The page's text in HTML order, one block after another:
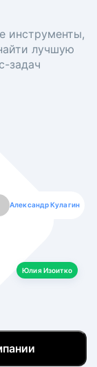
инструменты,
лучшую
задач
Александр Кулагин
Юлия Изоитко
Даниил Макаров
Екатерина Лазаренко
Борис Кашко
Юлия Изоитко